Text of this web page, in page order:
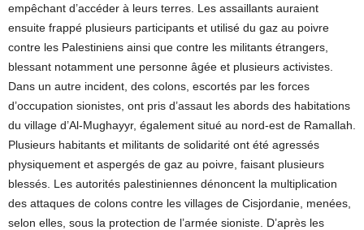
empêchant d’accéder à leurs terres. Les assaillants auraient
ensuite frappé plusieurs participants et utilisé du gaz au poivre
contre les Palestiniens ainsi que contre les militants étrangers,
blessant notamment une personne âgée et plusieurs activistes.
Dans un autre incident, des colons, escortés par les forces
d’occupation sionistes, ont pris d’assaut les abords des habitations
du village d’Al-Mughayyr, également situé au nord-est de Ramallah.
Plusieurs habitants et militants de solidarité ont été agressés
physiquement et aspergés de gaz au poivre, faisant plusieurs
blessés. Les autorités palestiniennes dénoncent la multiplication
des attaques de colons contre les villages de Cisjordanie, menées,
selon elles, sous la protection de l’armée sioniste. D’après les